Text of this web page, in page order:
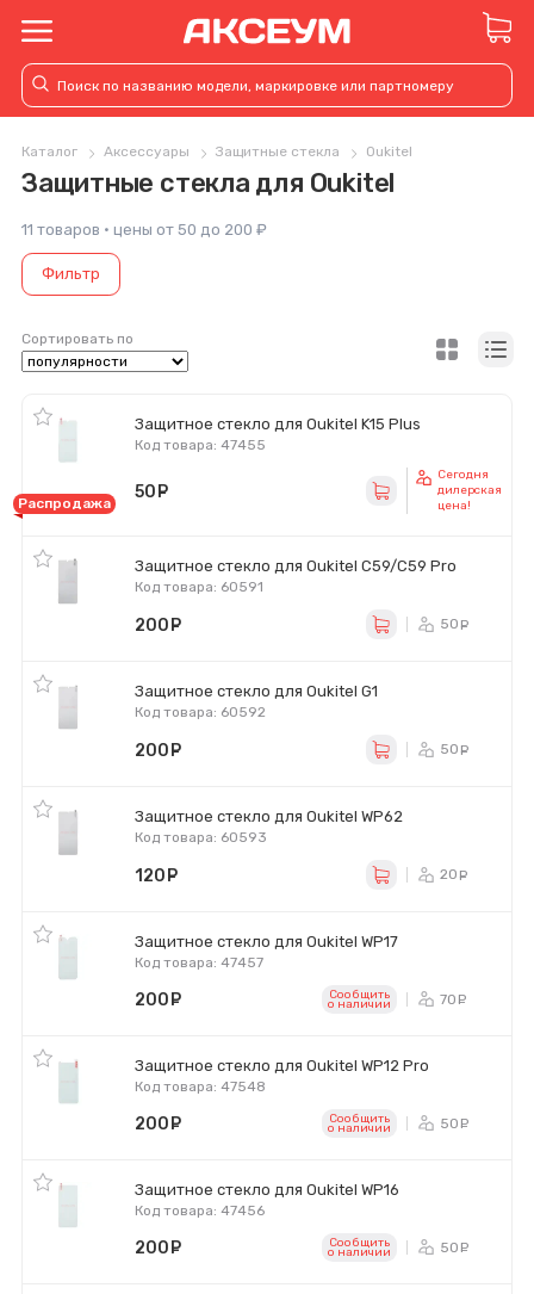
Каталог Аксессуары Защитные стекла Oukitel
Защитные стекла для Oukitel
11 товаров · цены от 50 до 200 ₽
Фильтр
Сортировать по
Защитное стекло для Oukitel K15 Plus
Код товара: 47455
Распродажа
50
Сегодня
дилерская
цена!
Защитное стекло для Oukitel C59/C59 Pro
Код товара: 60591
200 50
Защитное стекло для Oukitel G1
Код товара: 60592
200 50
Защитное стекло для Oukitel WP62
Код товара: 60593
120 20
Защитное стекло для Oukitel WP17
Код товара: 47457
200 Сообщить
o наличии 70
Защитное стекло для Oukitel WP12 Pro
Код товара: 47548
200 Сообщить
o наличии 50
Защитное стекло для Oukitel WP16
Код товара: 47456
200 Сообщить
o наличии 50